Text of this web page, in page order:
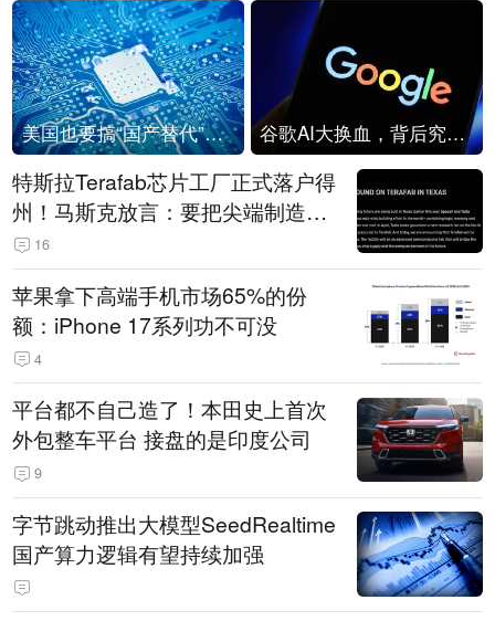
美国也要搞“国产替代”？先算清三笔账 谷歌AI大换血，背后究竟发生了什么？
特斯拉Terafab芯片工厂正式落户得
州！马斯克放言：要把尖端制造带
回美国
16
苹果拿下高端手机市场65%的份
额：iPhone 17系列功不可没
4
平台都不自己造了！本田史上首次
外包整车平台 接盘的是印度公司
9
字节跳动推出大模型SeedRealtime
国产算力逻辑有望持续加强